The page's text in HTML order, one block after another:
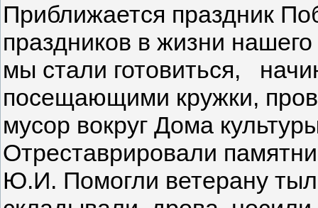
Приближается праздник
праздников в жизни
мы стали готовиться,
посещающими кружки,
мусор вокруг Дома
Отреставрировали
Ю.И. Помогли ветерану